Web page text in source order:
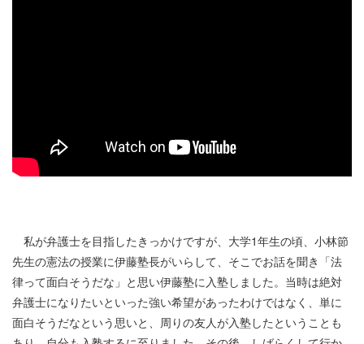
私が弁護士を目指したきっかけですが、大学1年生の頃、小林節
先生の憲法の授業に伊藤塾長がいらして、そこでお話を聞き「法
律って面白そうだな」と思い伊藤塾に入塾しました。当時は絶対
弁護士になりたいといった強い希望があったわけではなく、単に
面白そうだなという思いと、周りの友人が入塾したということも